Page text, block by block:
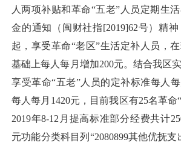
人两项补贴和革命“五老”人员定期生
金的通知（闽财社指[2019]62号）精神
起，享受革命“老区”生活定补人员，
基础上每人每月增加200元。结合我区
享受革命“五老”人员的定补标准每人每
每人每月1420元，目前我区有25名革命
2019年8-12月提高标准部分经费共计
元功能分类科目列“2080899其他优抚支